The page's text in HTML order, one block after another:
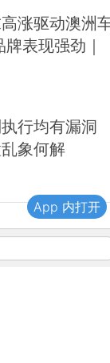
涨驱动澳洲
表现强劲｜
行均有漏洞
象何解
App 内打开